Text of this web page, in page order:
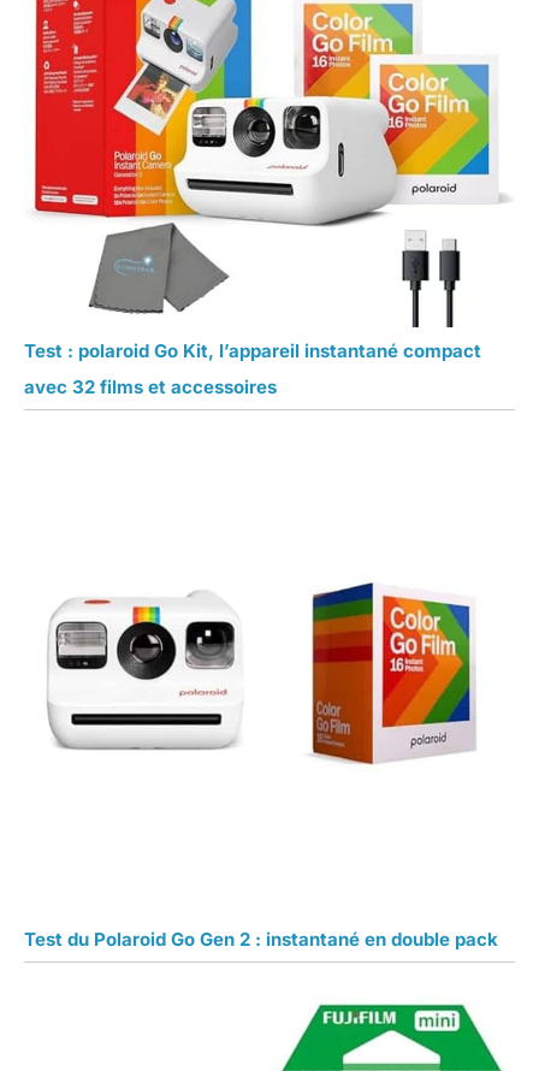
Test : polaroid Go Kit, l’appareil instantané compact
avec 32 films et accessoires
Test du Polaroid Go Gen 2 : instantané en double pack